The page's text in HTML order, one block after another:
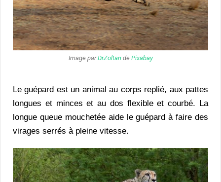
Image parDrZoltande Pixabay
Le guépard est un animal au corps replié, aux pattes
longues et minces et au dos flexible et courbé. La
longue queue mouchetée aide le guépard à faire des
virages serrés à pleine vitesse.